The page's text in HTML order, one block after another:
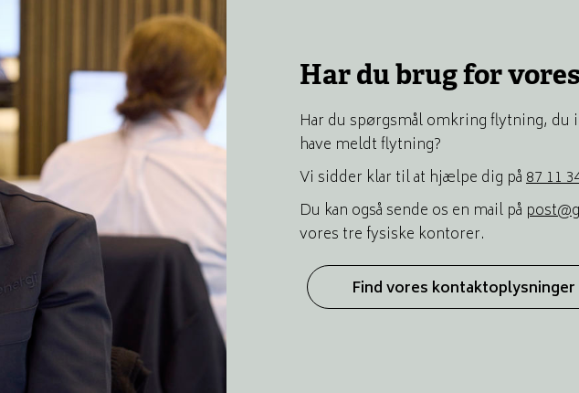
Har du brug for
Har du spørgsmål omkring flytning, du
have meldt flytning?
Vi sidder klar til at hjælpe dig på87 11
Du kan også sende os en mail på
vores tre fysiske kontorer.
Find vores